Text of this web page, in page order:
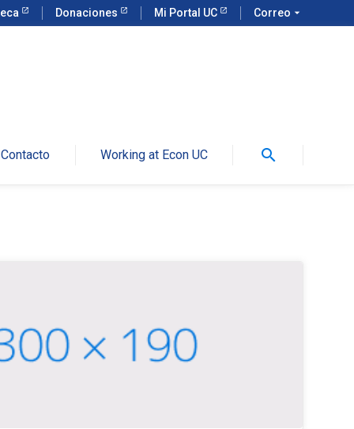
Donaciones Mi Portal UC Correo arrow_drop_down
Contacto Working at Econ UC search